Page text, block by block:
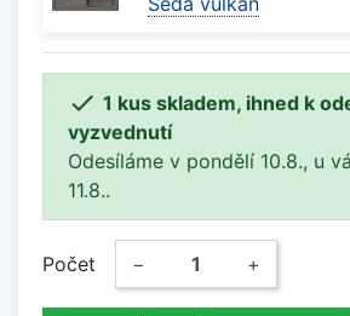
 1 kus skladem, ihned k
vyzvednutí
Odesíláme v pondělí 10.8., u
11.8..
Počet − +